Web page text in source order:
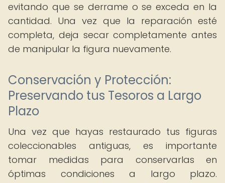
evitando que se derrame o se exceda en la
cantidad. Una vez que la reparación esté
completa, deja secar completamente antes
de manipular la figura nuevamente.
Conservación y Protección:
Preservando tus Tesoros a Largo
Plazo
Una vez que hayas restaurado tus figuras
coleccionables antiguas, es importante
tomar medidas para conservarlas en
óptimas condiciones a largo plazo.